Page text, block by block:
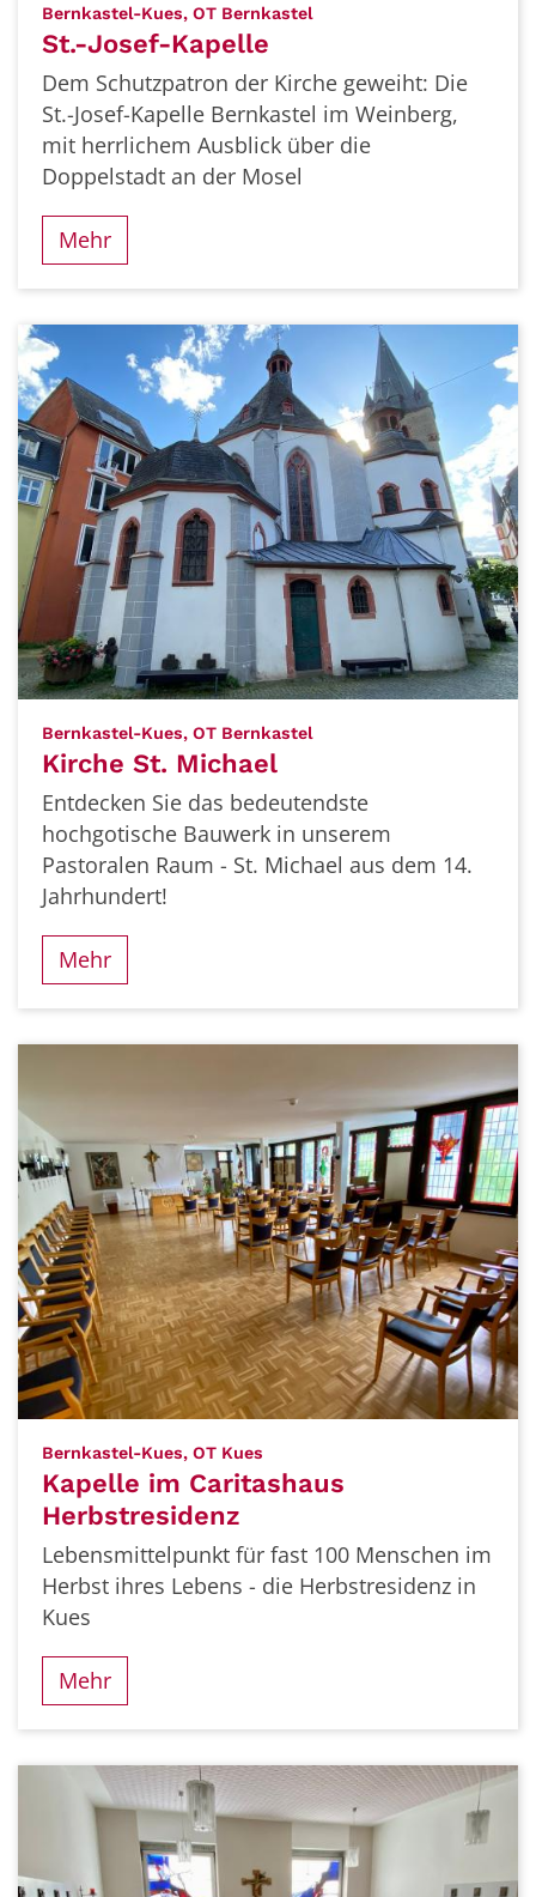
Bernkastel-Kues, OT Bernkastel:
St.-Josef-Kapelle
Dem Schutzpatron der Kirche geweiht: Die
St.-Josef-Kapelle Bernkastel im Weinberg,
mit herrlichem Ausblick über die
Doppelstadt an der Mosel
Mehr
Bernkastel-Kues, OT Bernkastel:
Kirche St. Michael
Entdecken Sie das bedeutendste
hochgotische Bauwerk in unserem
Pastoralen Raum - St. Michael aus dem 14.
Jahrhundert!
Mehr
Bernkastel-Kues, OT Kues
Kapelle im Caritashaus
Herbstresidenz
Lebensmittelpunkt für fast 100 Menschen im
Herbst ihres Lebens - die Herbstresidenz in
Kues
Mehr